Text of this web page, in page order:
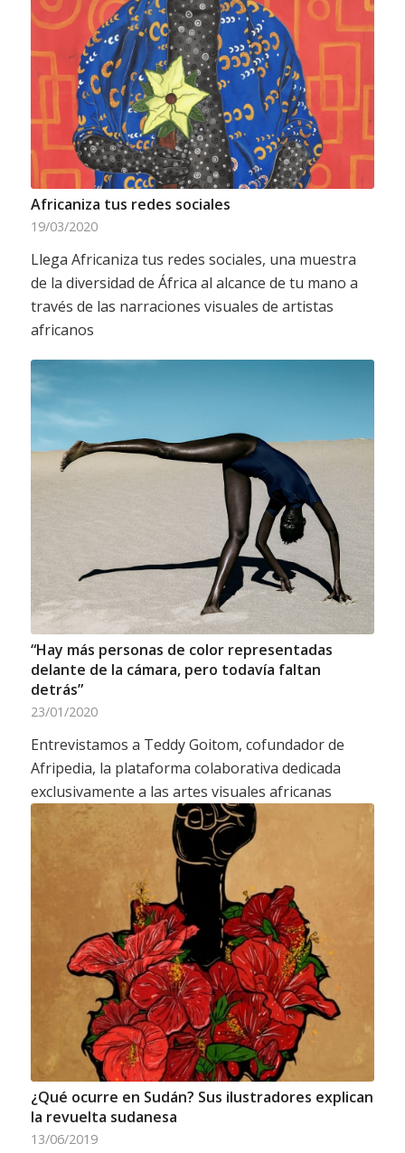
Africaniza tus redes sociales
19/03/2020
Llega Africaniza tus redes sociales, una muestra
de la diversidad de África al alcance de tu mano a
través de las narraciones visuales de artistas
africanos
“Hay más personas de color representadas
delante de la cámara, pero todavía faltan
detrás”
23/01/2020
Entrevistamos a Teddy Goitom, cofundador de
Afripedia, la plataforma colaborativa dedicada
exclusivamente a las artes visuales africanas
¿Qué ocurre en Sudán? Sus ilustradores explican
la revuelta sudanesa
13/06/2019